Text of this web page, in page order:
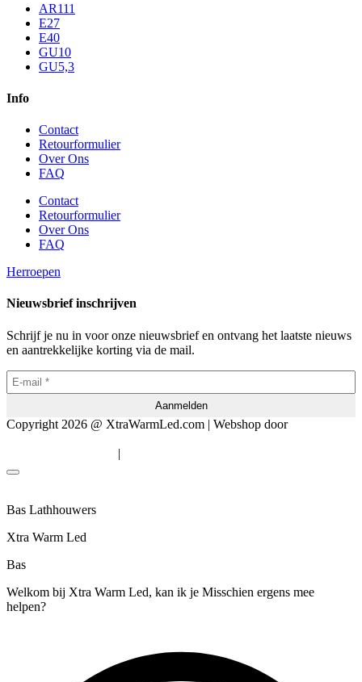
AR111
E27
E40
GU10
GU5,3
Info
Contact
Retourformulier
Over Ons
FAQ
Contact
Retourformulier
Over Ons
FAQ
Herroepen
Nieuwsbrief inschrijven
Schrijf je nu in voor onze nieuwsbrief en ontvang het laatste nieuws
en aantrekkelijke korting via de mail.
Copyright 2026 @ XtraWarmLed.com | Webshop door
|
Bas Lathhouwers
Xtra Warm Led
Bas
Welkom bij Xtra Warm Led, kan ik je Misschien ergens mee
helpen?